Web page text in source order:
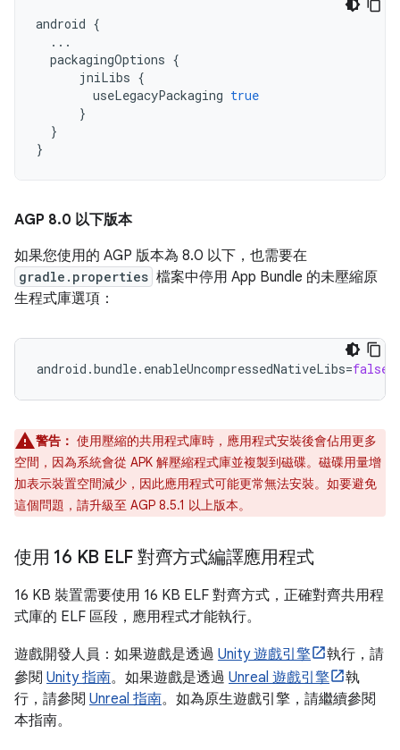
android {
...
packagingOptions {
jniLibs {
useLegacyPackaging true
}
}
}
AGP 8.0 以下版本
如果您使用的 AGP 版本為 8.0 以下，也需要在
gradle.properties 檔案中停用 App Bundle 的未壓縮原
生程式庫選項：
android.bundle.enableUncompressedNativeLibs=false
警告： 使用壓縮的共用程式庫時，應用程式安裝後會佔用更多
空間，因為系統會從 APK 解壓縮程式庫並複製到磁碟。磁碟用量增
加表示裝置空間減少，因此應用程式可能更常無法安裝。如要避免
這個問題，請升級至 AGP 8.5.1 以上版本。
使用 16 KB ELF 對齊方式編譯應用程式
16 KB 裝置需要使用 16 KB ELF 對齊方式，正確對齊共用程
式庫的 ELF 區段，應用程式才能執行。
遊戲開發人員：如果遊戲是透過 Unity 遊戲引擎
執行，請
參閱 Unity 指南。如果遊戲是透過 Unreal 遊戲引擎
執
行，請參閱 Unreal 指南。如為原生遊戲引擎，請繼續參閱
本指南。